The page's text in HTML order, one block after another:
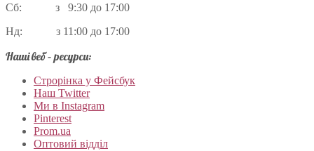
Сб: з 9:30 до 17:00
Нд: з 11:00 до 17:00
Наші веб – ресурси:
Строрінка у Фейсбук
Наш Twitter
Ми в Instagram
Pinterest
Prom.ua
Оптовий відділ